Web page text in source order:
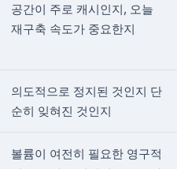
공간이 주로 캐시인지, 오늘
재구축 속도가 중요한지
의도적으로 정지된 것인지 단
순히 잊혀진 것인지
볼륨이 여전히 필요한 영구적